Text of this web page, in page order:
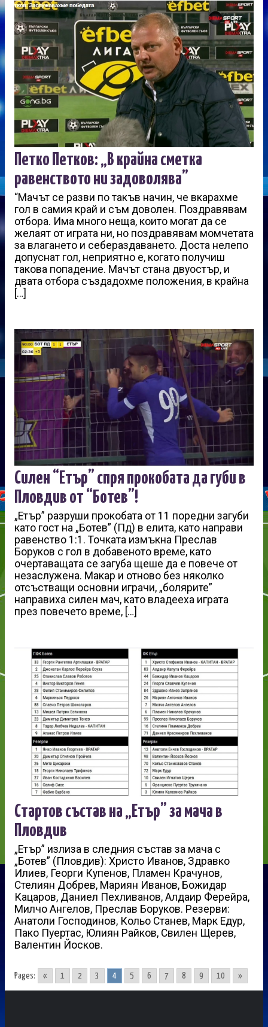
Петко Петков: „В крайна сметка
равенството ни задоволява”
“Мачът се разви по такъв начин, че вкарахме
гол в самия край и съм доволен. Поздравявам
отбора. Има много неща, които могат да се
желаят от играта ни, но поздравявам момчетата
за влагането и себераздаването. Доста нелепо
допуснат гол, неприятно е, когато получиш
такова попадение. Мачът стана двуостър, и
двата отбора създадохме положения, в крайна
[…]
Силен “Етър” спря прокобата да губи в
Пловдив от “Ботев”!
„Етър” разруши прокобата от 11 поредни загуби
като гост на „Ботев” (Пд) в елита, като направи
равенство 1:1. Точката измъкна Преслав
Боруков с гол в добавеното време, като
очертаващата се загуба щеше да е повече от
незаслужена. Макар и отново без няколко
отсъстващи основни играчи, „болярите”
направиха силен мач, като владееха играта
през повечето време, […]
Стартов състав на „Етър” за мача в
Пловдив
„Етър” излиза в следния състав за мача с
„Ботев” (Пловдив): Христо Иванов, Здравко
Илиев, Георги Купенов, Пламен Крачунов,
Стелиян Добрев, Мариян Иванов, Божидар
Кацаров, Даниел Пехливанов, Алдаир Ферейра,
Милчо Ангелов, Преслав Боруков. Резерви:
Анатоли Господинов, Кольо Станев, Марк Едур,
Пако Пуертас, Юлиян Райков, Свилен Щерев,
Валентин Йосков.
Pages: « 1 2 3 4 5 6 7 8 9 10 »